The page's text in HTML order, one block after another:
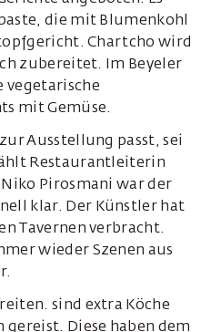
die mit Blumenkohl
Chartcho wird
zubereitet. Im Beyeler
vegetarische
mit Gemüse.
Ausstellung passt, sei
Restaurantleiterin
Pirosmani war der
klar. Der Künstler hat
Tavernen verbracht.
wieder Szenen aus
sind extra Köche
gereist. Diese haben dem